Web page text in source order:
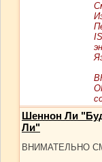
Шеннон Ли
Ли"
ВНИМАТЕЛЬНО